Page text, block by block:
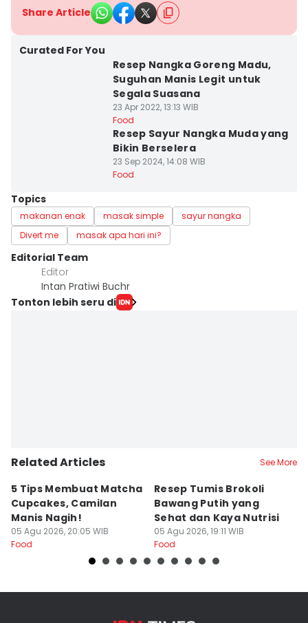
Share Article
Curated For You
Resep Nangka Goreng Madu,
Suguhan Manis Legit untuk
Segala Suasana
23 Apr 2022, 13:13 WIB
Food
Resep Sayur Nangka Muda yang
Bikin Berselera
23 Sep 2024, 14:08 WIB
Food
Topics
makanan enak masak simple
sayur nangka
Divert me
masak apa hari ini?
Editorial Team
Editor
Intan Pratiwi Buchr
Tonton lebih seru di
Related Articles See More
5 Tips Membuat Matcha
Cupcakes, Camilan
Manis Nagih!
05 Agu 2026, 20:05 WIB
Food
Resep Tumis Brokoli
Bawang Putih yang
Sehat dan Kaya Nutrisi
05 Agu 2026, 19:11 WIB
Food